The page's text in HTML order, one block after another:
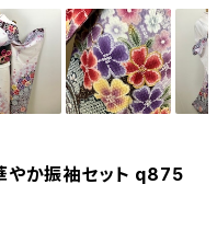
やか振袖セット q875